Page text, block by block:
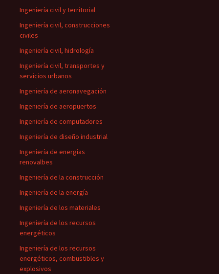
Ingeniería civil y territorial
Ingeniería civil, construcciones
civiles
Ingeniería civil, hidrología
Ingeniería civil, transportes y
servicios urbanos
Ingeniería de aeronavegación
Ingeniería de aeropuertos
Ingeniería de computadores
Ingeniería de diseño industrial
Ingeniería de energías
renovalbes
Ingeniería de la construcción
Ingeniería de la energía
Ingeniería de los materiales
Ingeniería de los recursos
energéticos
Ingeniería de los recursos
energéticos, combustibles y
explosivos